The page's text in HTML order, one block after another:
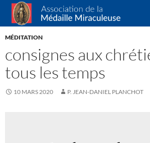
Association de la Médaille
Recherche
ALLER
AU
MÉDITATION
consignes aux
tous les temps
10 MARS 2020 P. JEAN-DANIEL PLANCHOT